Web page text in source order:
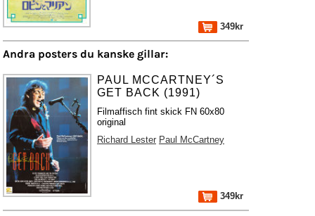
349kr
Andra posters du kanske gillar:
PAUL MCCARTNEY´S
GET BACK (1991)
Filmaffisch fint skick FN 60x80
original
Richard Lester Paul McCartney
349kr